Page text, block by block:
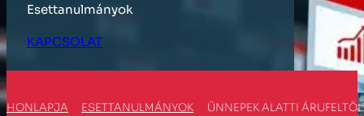
Esettanulmányok
KAPCSOLAT
HONLAPJA ESETTANULMÁNYOK ÜNNEPEK ALATTI